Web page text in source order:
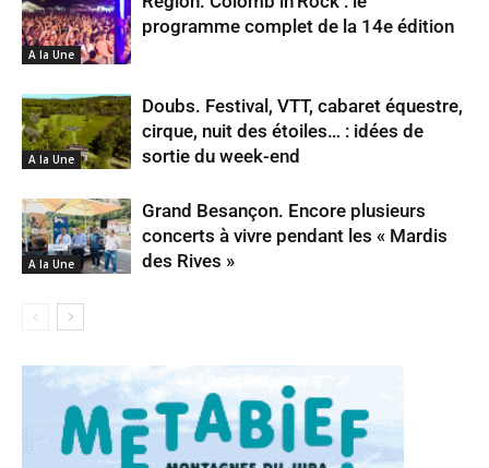
A la Une
programme complet de la 14e édition
A la Une
Doubs. Festival, VTT, cabaret équestre,
cirque, nuit des étoiles… : idées de
sortie du week-end
A la Une
Grand Besançon. Encore plusieurs
concerts à vivre pendant les « Mardis
des Rives »